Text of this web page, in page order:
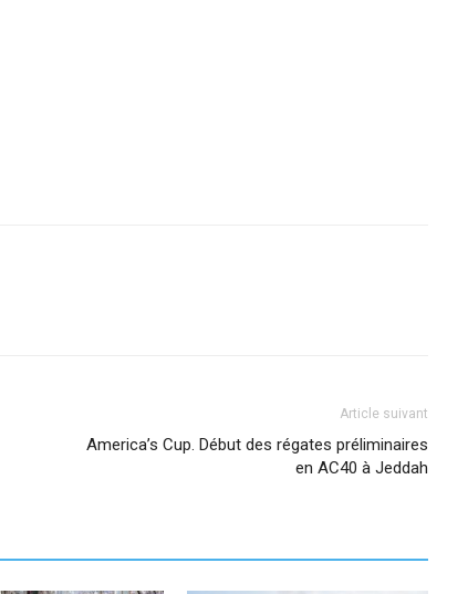
Article suivant
America’s Cup. Début des régates préliminaires
en AC40 à Jeddah